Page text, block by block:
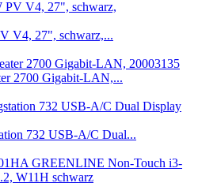
V4, 27", schwarz,...
2700 Gigabit-LAN,...
732 USB-A/C Dual...